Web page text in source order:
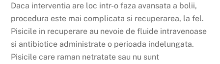
Daca interventia are loc intr-o faza avansata a bolii,
procedura este mai complicata si recuperarea, la fel.
Pisicile in recuperare au nevoie de fluide intravenoase
si antibiotice administrate o perioada indelungata.
Pisicile care raman netratate sau nu sunt